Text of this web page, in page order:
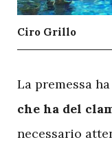
Ciro Grillo
La premessa
che ha del
necessario